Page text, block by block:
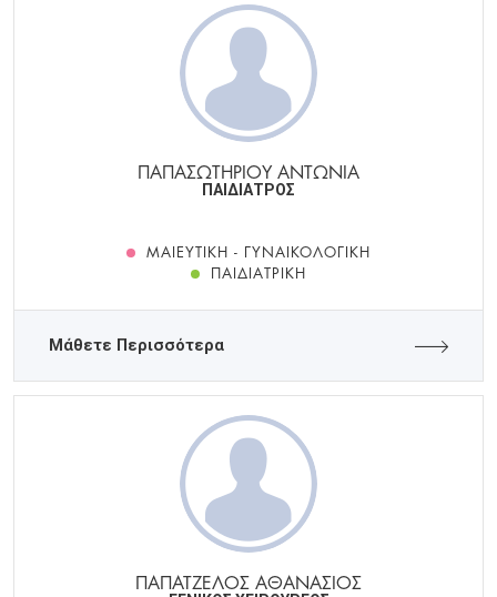
ΠΑΠΑΣΩΤΗΡΙΟΥ ΑΝΤΩΝΙΑ
ΠΑΙΔΙΑΤΡΟΣ
ΜΑΙΕΥΤΙΚΉ - ΓΥΝΑΙΚΟΛΟΓΙΚΉ
ΠΑΙΔΙΑΤΡΙΚΉ
Μάθετε Περισσότερα
ΠΑΠΑΤΖΕΛΟΣ ΑΘΑΝΑΣΙΟΣ